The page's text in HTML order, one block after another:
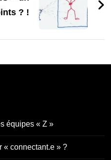
? !
équipes « Z »
« connectant.e » ?